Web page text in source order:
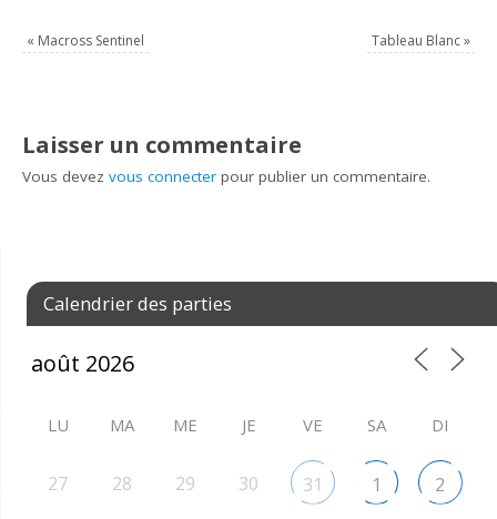
« Macross Sentinel Tableau Blanc»
Laisser un commentaire
Vous devezvous connecter pour publier un commentaire.
Calendrier des parties
LU MA ME JE VE SA DI
27 28 29 30 31 1 2